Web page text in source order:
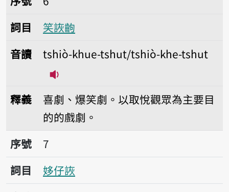
詞目
笑詼齣
音讀
tshiò-khue-tshut/tshiò-khe-tshut
釋義
喜劇、爆笑劇。以取悅觀眾為主要目
的的戲劇。
序號7姼仔詼
序號
7
詞目
姼仔詼